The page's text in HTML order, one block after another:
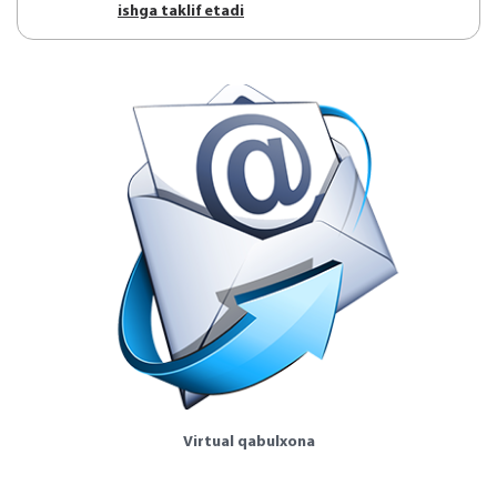
ishgа tаklif etаdi
Virtual qabulxona